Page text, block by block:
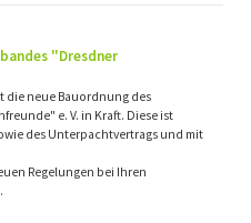
"Dresdner
die neue Bauordnung des
e. V. in Kraft. Diese ist
des Unterpachtvertrags und mit
Regelungen bei Ihren